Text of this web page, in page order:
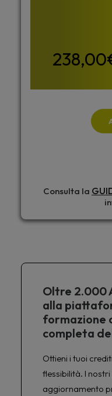
Consulta la
Oltre 2.000
alla
formazione
completa
Ottieni i tuoi
flessibilità. I
aggiornamento